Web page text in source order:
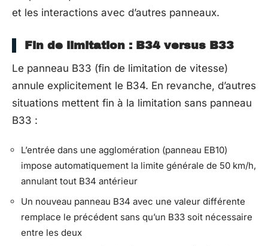
et les interactions avec d’autres panneaux.
Fin de limitation : B34 versus B33
Le panneau B33 (fin de limitation de vitesse)
annule explicitement le B34. En revanche, d’autres
situations mettent fin à la limitation sans panneau
B33 :
L’entrée dans une agglomération (panneau EB10)
impose automatiquement la limite générale de 50 km/h,
annulant tout B34 antérieur
Un nouveau panneau B34 avec une valeur différente
remplace le précédent sans qu’un B33 soit nécessaire
entre les deux